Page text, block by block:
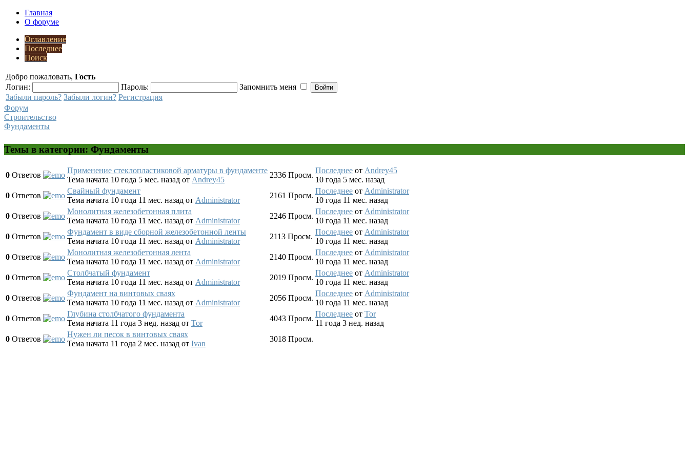
Главная
О форуме
Оглавление
Последнее
Поиск
Добро пожаловать, Гость
Логин:
Пароль:
Запомнить меня
Забыли пароль? Забыли логин? Регистрация
Форум
Строительство
Фундаменты
Темы в категории: Фундаменты
0 Ответов
Применение стеклопластиковой арматуры в фундаменте
Тема начата 10 года 5 мес. назад от Andrey45
2336 Просм.
Последнее от Andrey45
10 года 5 мес. назад
0 Ответов
Свайный фундамент
Тема начата 10 года 11 мес. назад от Administrator
2161 Просм.
Последнее от Administrator
10 года 11 мес. назад
0 Ответов
Монолитная железобетонная плита
Тема начата 10 года 11 мес. назад от Administrator
2246 Просм.
Последнее от Administrator
10 года 11 мес. назад
0 Ответов
Фундамент в виде сборной железобетонной ленты
Тема начата 10 года 11 мес. назад от Administrator
2113 Просм.
Последнее от Administrator
10 года 11 мес. назад
0 Ответов
Монолитная железобетонная лента
Тема начата 10 года 11 мес. назад от Administrator
2140 Просм.
Последнее от Administrator
10 года 11 мес. назад
0 Ответов
Столбчатый фундамент
Тема начата 10 года 11 мес. назад от Administrator
2019 Просм.
Последнее от Administrator
10 года 11 мес. назад
0 Ответов
Фундамент на винтовых сваях
Тема начата 10 года 11 мес. назад от Administrator
2056 Просм.
Последнее от Administrator
10 года 11 мес. назад
0 Ответов
Глубина столбчатого фундамента
Тема начата 11 года 3 нед. назад от Tor
4043 Просм.
Последнее от Tor
11 года 3 нед. назад
0 Ответов
Нужен ли песок в винтовых сваях
Тема начата 11 года 2 мес. назад от Ivan
3018 Просм.